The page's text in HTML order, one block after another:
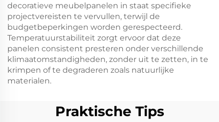
decoratieve meubelpanelen in staat specifieke
projectvereisten te vervullen, terwijl de
budgetbeperkingen worden gerespecteerd.
Temperatuurstabiliteit zorgt ervoor dat deze
panelen consistent presteren onder verschillende
klimaatomstandigheden, zonder uit te zetten, in te
krimpen of te degraderen zoals natuurlijke
materialen.
Praktische Tips